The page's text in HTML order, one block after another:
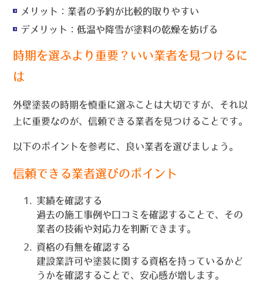
メリット：業者の予約が比較的取りやすい
デメリット：低温や降雪が塗料の乾燥を妨げる
時期を選ぶより重要？いい業者を見つけるに
は
外壁塗装の時期を慎重に選ぶことは大切ですが、それ以
上に重要なのが、信頼できる業者を見つけることです。
以下のポイントを参考に、良い業者を選びましょう。
信頼できる業者選びのポイント
実績を確認する
過去の施工事例や口コミを確認することで、その
業者の技術や対応力を判断できます。
資格の有無を確認する
建設業許可や塗装に関する資格を持っているかど
うかを確認することで、安心感が増します。